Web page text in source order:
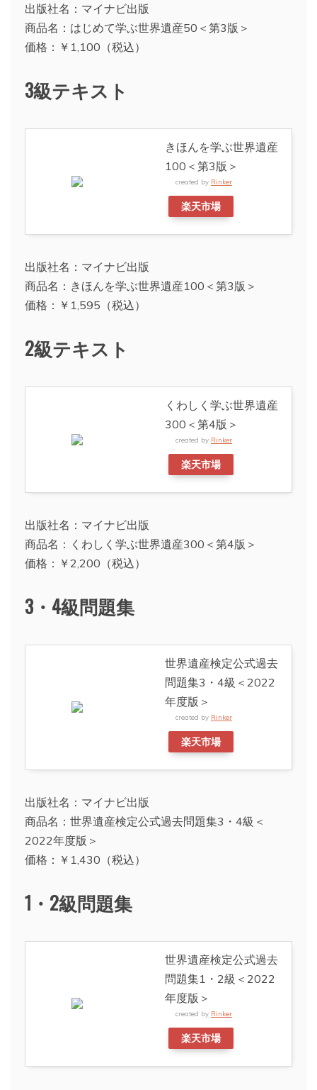
出版社名：マイナビ出版
商品名：はじめて学ぶ世界遺産50＜第3版＞
価格：￥1,100（税込）
3級テキスト
きほんを学ぶ世界遺産
100＜第3版＞
created by Rinker
楽天市場
出版社名：マイナビ出版
商品名：きほんを学ぶ世界遺産100＜第3版＞
価格：￥1,595（税込）
2級テキスト
くわしく学ぶ世界遺産
300＜第4版＞
created by Rinker
楽天市場
出版社名：マイナビ出版
商品名：くわしく学ぶ世界遺産300＜第4版＞
価格：￥2,200（税込）
3・4級問題集
世界遺産検定公式過去
問題集3・4級＜2022
年度版＞
created by Rinker
楽天市場
出版社名：マイナビ出版
商品名：世界遺産検定公式過去問題集3・4級＜
2022年度版＞
価格：￥1,430（税込）
1・2級問題集
世界遺産検定公式過去
問題集1・2級＜2022
年度版＞
created by Rinker
楽天市場